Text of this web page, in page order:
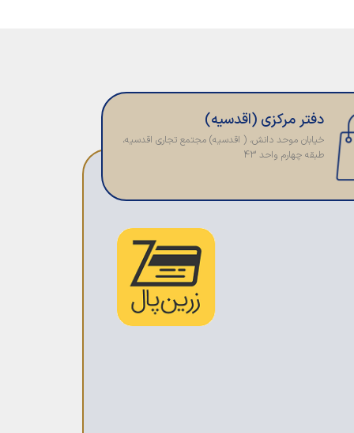
دفتر مرکزی (اقدسیه)
خیابان موحد دانش، ( اقدسیه) مجتمع تجاری اقدسیه،
طبقه چهارم واحد 43